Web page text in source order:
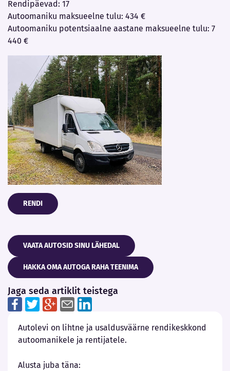
Rendipäevad: 17
Autoomaniku maksueelne tulu: 434 €
Autoomaniku potentsiaalne aastane maksueelne tulu: 7
440 €
RENDI
VAATA AUTOSID SINU LÄHEDAL
HAKKA OMA AUTOGA RAHA TEENIMA
Jaga seda artiklit teistega
Autolevi on lihtne ja usaldusväärne rendikeskkond
autoomanikele ja rentijatele.
Alusta juba täna: